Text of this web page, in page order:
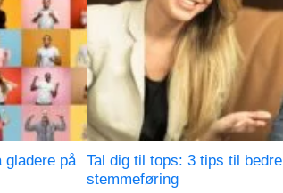
gladere på
Tal dig til tops: 3 tips til bedre
stemmeføring